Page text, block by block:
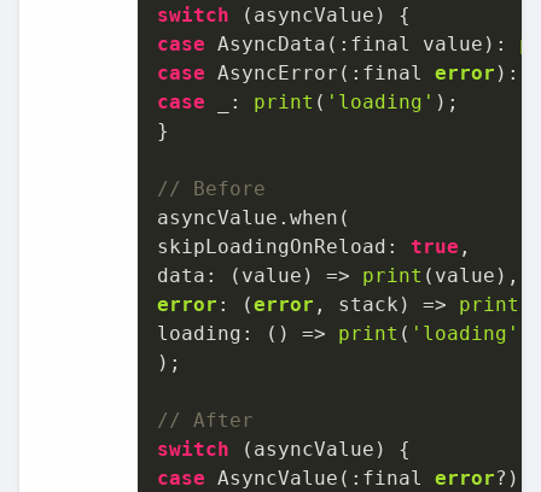
switch
case AsyncData(:final value):
case AsyncError(:final error ):
case _: print ( 'loading' );
}
// Before
asyncValue.when(
skipLoadingOnReload: true ,
data: (value) => print
error : (error , stack) => print
loading: () => print ( 'loading'
);
// After
switch
case AsyncValue(:final error